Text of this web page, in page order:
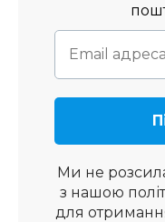
Ми не
з нашою
для